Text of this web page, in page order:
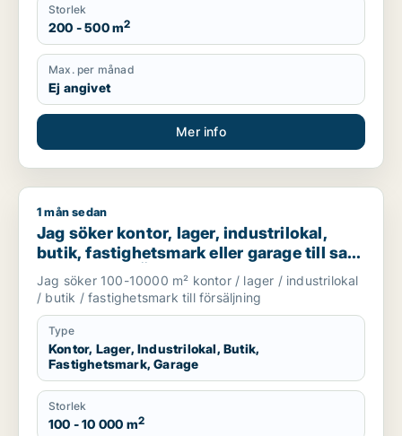
Storlek
200 - 500 m2
Max. per månad
Ej angivet
Mer info
Jag söker kontor, lager, industrilokal, butik, fastighetsmark
1 mån sedan
Jag söker kontor, lager, industrilokal,
butik, fastighetsmark eller garage till salu
i Vallentuna, Österåker eller Järfälla m.fl.
Jag söker 100-10000 m² kontor / lager / industrilokal
/ butik / fastighetsmark till försäljning
Type
Kontor, Lager, Industrilokal, Butik,
Fastighetsmark, Garage
Storlek
100 - 10 000 m2